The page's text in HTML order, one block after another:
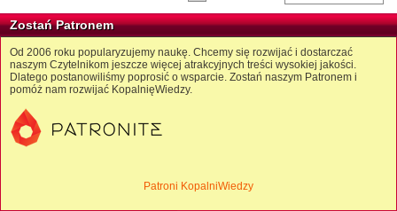
Zostań Patronem
Od 2006 roku popularyzujemy naukę. Chcemy się rozwijać i dostarczać
naszym Czytelnikom jeszcze więcej atrakcyjnych treści wysokiej jakości.
Dlatego postanowiliśmy poprosić o wsparcie. Zostań naszym Patronem i
pomóż nam rozwijać KopalnięWiedzy.
Patroni KopalniWiedzy